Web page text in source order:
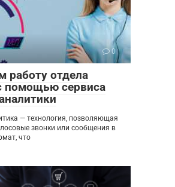
0
работу отдела
помощью сервиса
— технология, позволяющая
звонки или сообщения в
что